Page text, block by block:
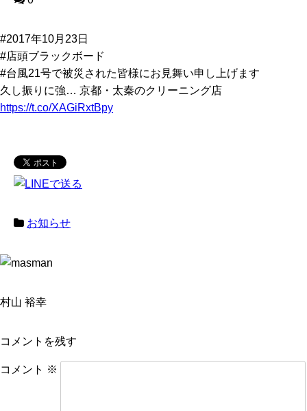
#2017年10月23日
#店頭ブラックボード
#台風21号で被災された皆様にお見舞い申し上げます
久し振りに強… 京都・太秦のクリーニング店
https://t.co/XAGiRxtBpy
お知らせ
村山 裕幸
コメントを残す
コメント ※